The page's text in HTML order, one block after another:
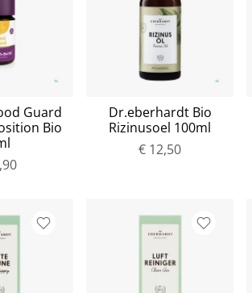
Guard
Bio
Dr.eberhardt Bio
Rizinusoel 100ml
€ 12,50